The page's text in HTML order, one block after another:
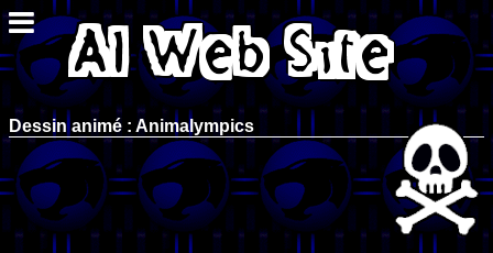
Dessin animé : Animalympics